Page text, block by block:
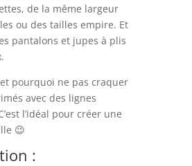
de la même largeur
ou des tailles empire. Et
pantalons et jupes à plis
pourquoi ne pas craquer
avec des lignes
l’idéal pour créer une
😉
: